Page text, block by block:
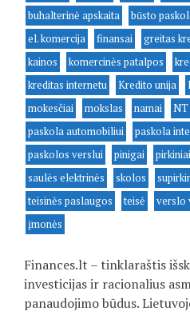
buhalterinė apskaita
būsto
el. komercija
finansai greitas
kainos
komercinės patalpos
kreditas internetu
Kredito unija
mokesčiai
mokslas namai
paskola automobiliui
paskola
paskolos verslui
pinigai pirkiniai
saulės elektrinės
skolos
teisinės paslaugos
teisė verslo
įmonės
Finances.lt – tinklaraštis
investicijas ir racionalius
panaudojimo būdus.